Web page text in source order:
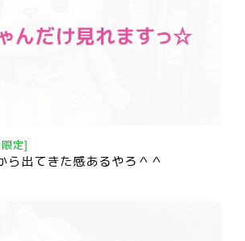
定]
ら出てきた感あるやろ＾＾